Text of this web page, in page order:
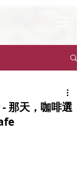
那天，咖啡選